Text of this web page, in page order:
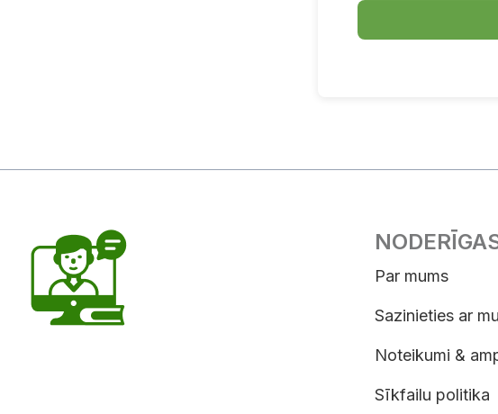
Par mums
Sazinieties ar
Noteikumi &
Sīkfailu politika